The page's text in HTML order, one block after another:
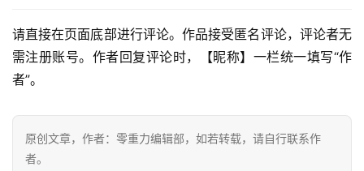
零
重
力
幻
征
文
请直接在页面底部进行评论。作品接受匿名评论，评论者无
需注册账号。作者回复评论时，【昵称】一栏统一填写“作
者”。
原创文章，作者：零重力编辑部，如若转载，请自行联系作
者。